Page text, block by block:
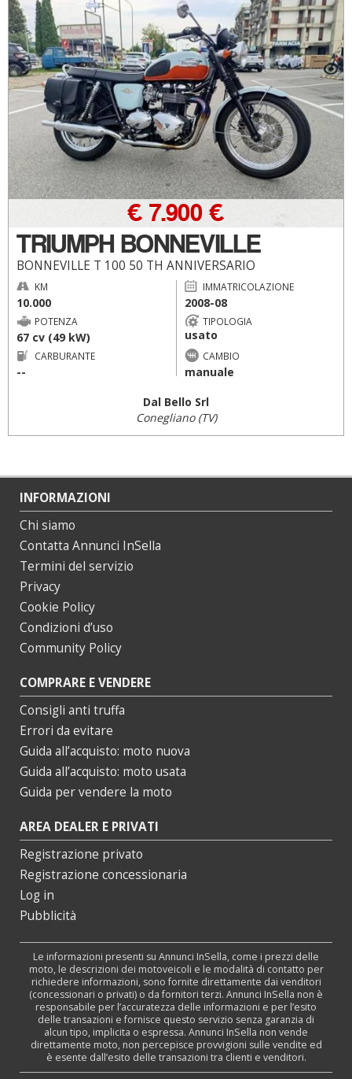
TRIUMPH BONNEVILLE
BONNEVILLE T 100 50 TH ANNIVERSARIO
€ 7.900 €
KM
10.000
IMMATRICOLAZIONE
2008-08
POTENZA
67 cv (49 kW)
TIPOLOGIA
usato
CARBURANTE
--
CAMBIO
manuale
Dal Bello Srl
Conegliano (TV)
INFORMAZIONI
Chi siamo
Contatta Annunci InSella
Termini del servizio
Privacy
Cookie Policy
Condizioni d’uso
Community Policy
COMPRARE E VENDERE
Consigli anti truffa
Errori da evitare
Guida all’acquisto: moto nuova
Guida all’acquisto: moto usata
Guida per vendere la moto
AREA DEALER E PRIVATI
Registrazione privato
Registrazione concessionaria
Log in
Pubblicità
Le informazioni presenti su Annunci InSella, come i prezzi delle
moto, le descrizioni dei motoveicoli e le modalità di contatto per
richiedere informazioni, sono fornite direttamente dai venditori
(concessionari o privati) o da fornitori terzi. Annunci InSella non è
responsabile per l’accuratezza delle informazioni e per l’esito
delle transazioni e fornisce questo servizio senza garanzia di
alcun tipo, implicita o espressa. Annunci InSella non vende
direttamente moto, non percepisce provvigioni sulle vendite ed
è esente dall’esito delle transazioni tra clienti e venditori.